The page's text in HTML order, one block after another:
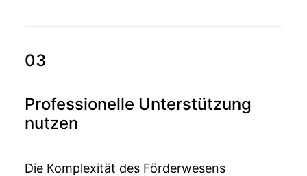
03
Professionelle Unterstützung
nutzen
Die Komplexität des Förderwesens